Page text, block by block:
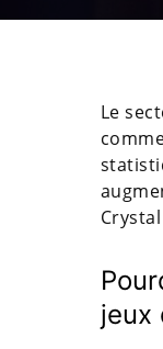
Le
Crystal
jeux